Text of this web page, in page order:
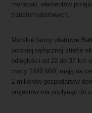
monopali, elementów
transformatorowych.
Morskie farmy wiatrowe
polskiej wyłącznej strefie
odległości od 22 do 37 km
mocy 1440 MW, mają na
2 milionów gospodarstw
projektów ma popłynąć do